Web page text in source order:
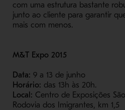
com uma estrutura bastante
junto ao cliente para garantir
mais com menos.
M&T Expo 2015
Data: 9 a 13 de junho
Horário: das 13h às 20h.
Local: Centro de Exposições
Rodovia dos Imigrantes, km 1,5